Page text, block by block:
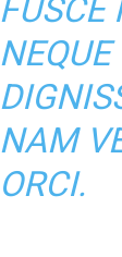
FUSCE
NAM
ORCI.